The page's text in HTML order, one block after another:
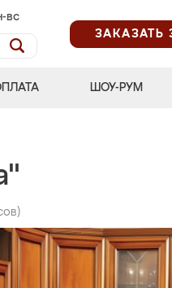
вс
ЗАКАЗАТЬ
ШОУ-РУМ